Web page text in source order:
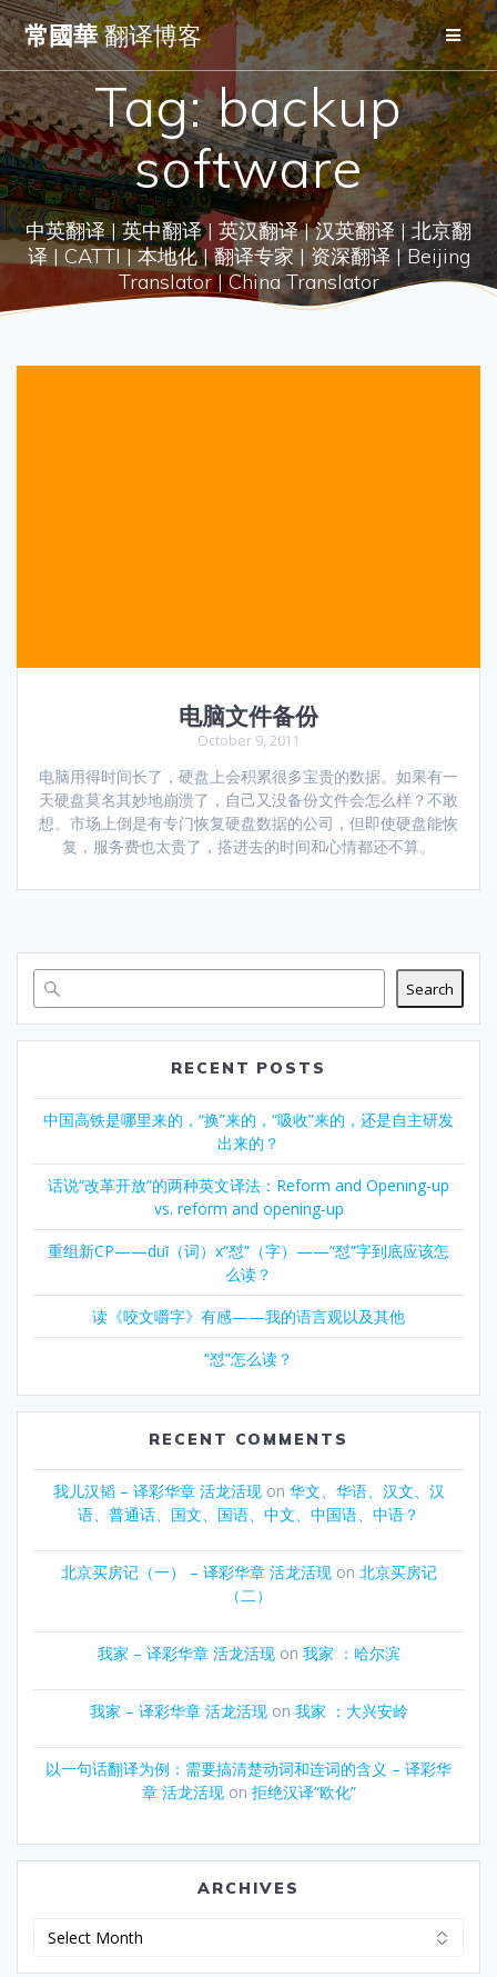
Skip
to
content
常國華翻译博客
Tag:backup
software
中英翻译 | 英中翻译 | 英汉翻译 | 汉英翻译 | 北京翻
译 | CATTI | 本地化 | 翻译专家 | 资深翻译 | Beijing
Translator | China Translator
电脑文件备份
October 9, 2011
电脑用得时间长了，硬盘上会积累很多宝贵的数据。如果有一
天硬盘莫名其妙地崩溃了，自己又没备份文件会怎么样？不敢
想。市场上倒是有专门恢复硬盘数据的公司，但即使硬盘能恢
复，服务费也太贵了，搭进去的时间和心情都还不算。
Search
RECENT POSTS
中国高铁是哪里来的，“换”来的，“吸收”来的，还是自主研发
出来的？
话说“改革开放”的两种英文译法：Reform and Opening-up
vs. reform and opening-up
重组新CP——duǐ（词）x“怼”（字）——“怼”字到底应该怎
么读？
读《咬文嚼字》有感——我的语言观以及其他
“怼”怎么读？
RECENT COMMENTS
我儿汉韬 – 译彩华章 活龙活现on 华文、华语、汉文、汉
语、普通话、国文、国语、中文、中国语、中语？
北京买房记（一） – 译彩华章 活龙活现on 北京买房记
（二）
我家 – 译彩华章 活龙活现on 我家 ：哈尔滨
我家 – 译彩华章 活龙活现on 我家 ：大兴安岭
以一句话翻译为例：需要搞清楚动词和连词的含义 – 译彩华
章 活龙活现on 拒绝汉译“欧化”
ARCHIVES
Archives